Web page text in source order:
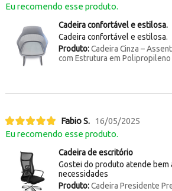
Eu recomendo esse produto.
Cadeira confortável e estilosa.
Cadeira confortável e estilosa.
Produto:Cadeira Cinza –
com Estrutura em Polipropileno
Fabio S. 16/05/2025
Eu recomendo esse produto.
Cadeira de escritório
Gostei do produto atende bem
necessidades
Produto:Cadeira Presidente